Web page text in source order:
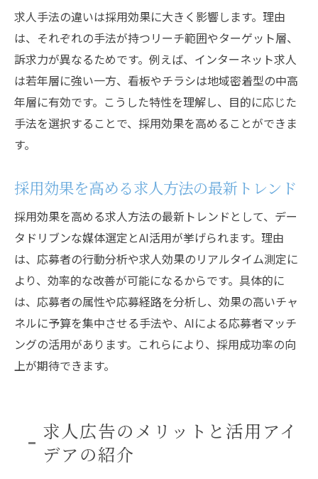
求人手法の違いは採用効果に大きく影響します。理由
は、それぞれの手法が持つリーチ範囲やターゲット層、
訴求力が異なるためです。例えば、インターネット求人
は若年層に強い一方、看板やチラシは地域密着型の中高
年層に有効です。こうした特性を理解し、目的に応じた
手法を選択することで、採用効果を高めることができま
す。
採用効果を高める求人方法の最新トレンド
採用効果を高める求人方法の最新トレンドとして、デー
タドリブンな媒体選定とAI活用が挙げられます。理由
は、応募者の行動分析や求人効果のリアルタイム測定に
より、効率的な改善が可能になるからです。具体的に
は、応募者の属性や応募経路を分析し、効果の高いチャ
ネルに予算を集中させる手法や、AIによる応募者マッチ
ングの活用があります。これらにより、採用成功率の向
上が期待できます。
求人広告のメリットと活用アイ
デアの紹介